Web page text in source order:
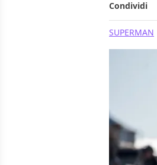
Condividi
SUPERMAN